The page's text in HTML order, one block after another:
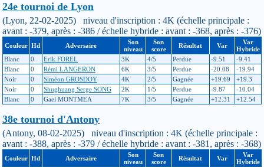
24e tournoi de Lyon
(Lyon, 22-02-2025) niveau d'inscription : 4K (échelle principale :
avant : -379, après : -386 / échelle hybride : avant : -368, après : -376)
Couleur Hd Adversaire
Son
niveau
Son
score
Résultat Var
Var
Hybride
Blanc
0 Erik FOREL 3K 4/5 Perdue -9.51
-9.41
Blanc
0 Rémi LANGERON 6K 3/5 Perdue -20.08
-19.94
Noir
0 Siméon GROSDOY 4K 2/5 Gagnée +19.69
+19.3
Noir
0 Shughuang Serge SONG 2K 1/5 Perdue -9.87
-10.04
Blanc
0 Gael MONTMEA 7K 3/5 Gagnée +12.31 +12.54
38e tournoi d'Antony
(Antony, 08-02-2025) niveau d'inscription : 4K (échelle principale :
avant : -388, après : -379 / échelle hybride : avant : -381, après : -368)
Couleur Hd Adversaire
Son
niveau
Son
score
Résultat Var
Var
Hybride